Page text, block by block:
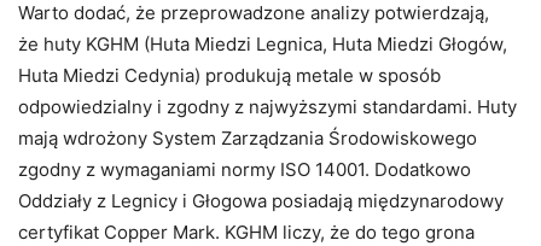
Warto dodać, że przeprowadzone analizy potwierdzają,
że huty KGHM (Huta Miedzi Legnica, Huta Miedzi Głogów,
Huta Miedzi Cedynia) produkują metale w sposób
odpowiedzialny i zgodny z najwyższymi standardami. Huty
mają wdrożony System Zarządzania Środowiskowego
zgodny z wymaganiami normy ISO 14001. Dodatkowo
Oddziały z Legnicy i Głogowa posiadają międzynarodowy
certyfikat Copper Mark. KGHM liczy, że do tego grona